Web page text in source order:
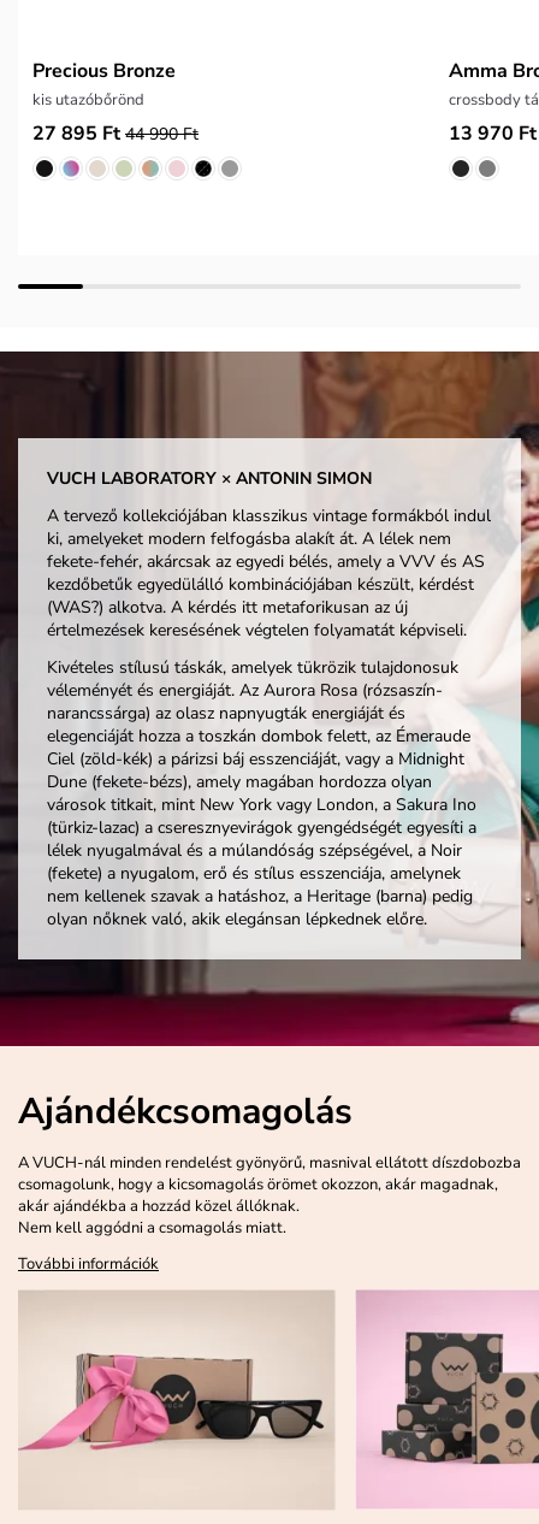
Precious Bronze
kis utazóbőrönd
27 895 Ft 44 990 Ft
Amma
crossbody
13 970 Ft
VUCH LABORATORY × ANTONIN SIMON
A tervező kollekciójában klasszikus vintage formákból indul
ki, amelyeket modern felfogásba alakít át. A lélek nem
fekete-fehér, akárcsak az egyedi bélés, amely a VVV és AS
kezdőbetűk egyedülálló kombinációjában készült, kérdést
(WAS?) alkotva. A kérdés itt metaforikusan az új
értelmezések keresésének végtelen folyamatát képviseli.
Kivételes stílusú táskák, amelyek tükrözik tulajdonosuk
véleményét és energiáját. Az Aurora Rosa (rózsaszín-
narancssárga) az olasz napnyugták energiáját és
elegenciáját hozza a toszkán dombok felett, az Émeraude
Ciel (zöld-kék) a párizsi báj esszenciáját, vagy a Midnight
Dune (fekete-bézs), amely magában hordozza olyan
városok titkait, mint New York vagy London, a Sakura Ino
(türkiz-lazac) a cseresznyevirágok gyengédségét egyesíti a
lélek nyugalmával és a múlandóság szépségével, a Noir
(fekete) a nyugalom, erő és stílus esszenciája, amelynek
nem kellenek szavak a hatáshoz, a Heritage (barna) pedig
olyan nőknek való, akik elegánsan lépkednek előre.
Ajándékcsomagolás
A VUCH-nál minden rendelést gyönyörű, masnival ellátott díszdobozba
csomagolunk, hogy a kicsomagolás örömet okozzon, akár magadnak,
akár ajándékba a hozzád közel állóknak.
Nem kell aggódni a csomagolás miatt.
További információk